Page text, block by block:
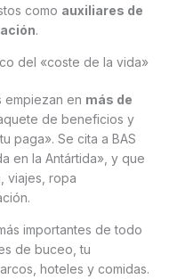
como auxiliares de
.
del «coste de la vida»
empiezan en más de
de beneficios y
paga». Se cita a BAS
en la Antártida», y que
viajes, ropa
importantes de todo
de buceo, tu
hoteles y comidas.